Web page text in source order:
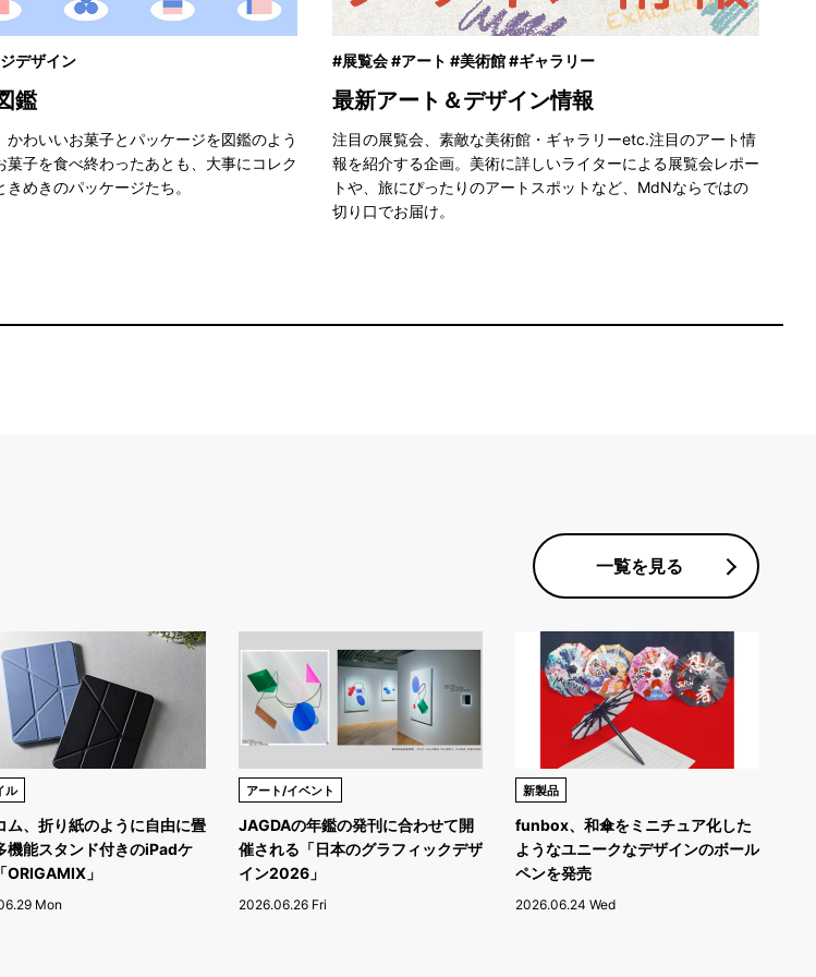
デザイン
鑑
かわいいお菓子とパッケージを図鑑のよう
菓子を食べ終わったあとも、大事にコレク
めきのパッケージたち。
#展覧会 #アート #美術館 #ギャラリー
最新アート＆デザイン情報
注目の展覧会、素敵な美術館・ギャラリーetc.注目のアート情
報を紹介する企画。美術に詳しいライターによる展覧会レポー
トや、旅にぴったりのアートスポットなど、MdNならではの
切り口でお届け。
一覧を見る
ル
ム、折り紙のように自由に畳
機能スタンド付きのiPadケ
ORIGAMIX」
Mon
アート/イベント
JAGDAの年鑑の発刊に合わせて開
催される「日本のグラフィックデザ
イン2026」
2026.06.26 Fri
新製品
funbox、和傘をミニチュア化した
ようなユニークなデザインのボール
ペンを発売
2026.06.24 Wed